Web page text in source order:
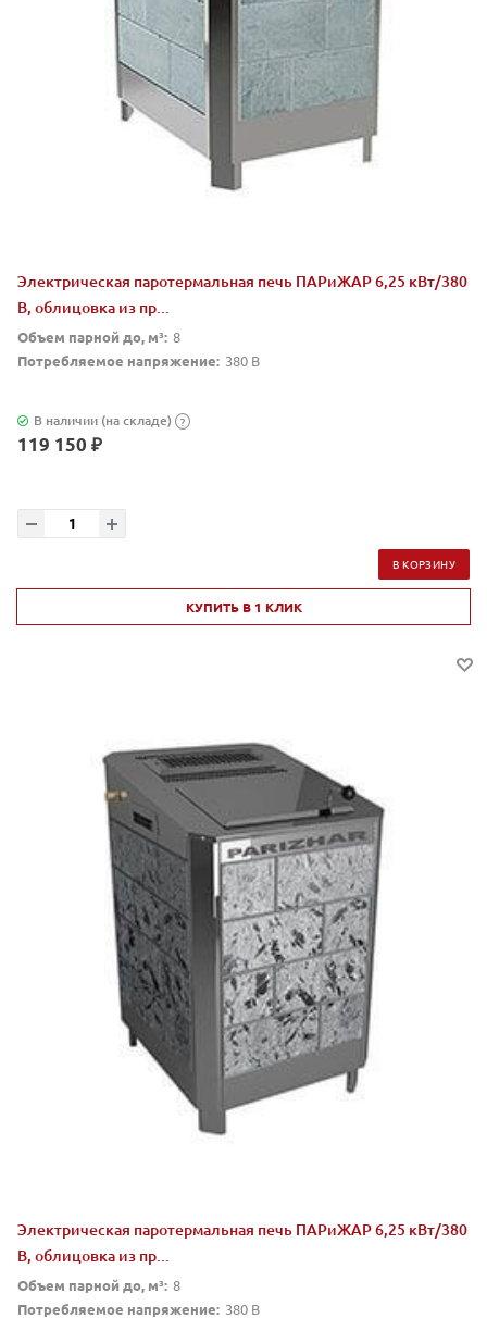
Электрическая паротермальная печь ПАРиЖАР 6,25 кВт/380
В, облицовка из пр...
Объем парной до, м³: 8
Потребляемое напряжение: 380 В
В наличии (на складе) ?
119 150 ₽
В КОРЗИНУ
КУПИТЬ В 1 КЛИК
Электрическая паротермальная печь ПАРиЖАР 6,25 кВт/380
В, облицовка из пр...
Объем парной до, м³: 8
Потребляемое напряжение: 380 В